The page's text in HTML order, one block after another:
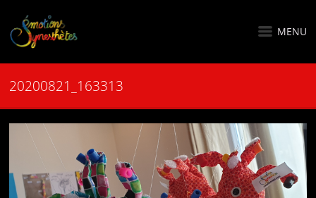
MENU
20200821_163313